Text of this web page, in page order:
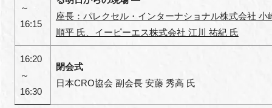
～
16:15
座長： パレクセル・インターナショナル株式会社 小
順平 氏、イーピーエス株式会社 江川 祐紀 氏
16:20
～
16:30
閉会式
日本CRO協会 副会長 安藤 秀高 氏